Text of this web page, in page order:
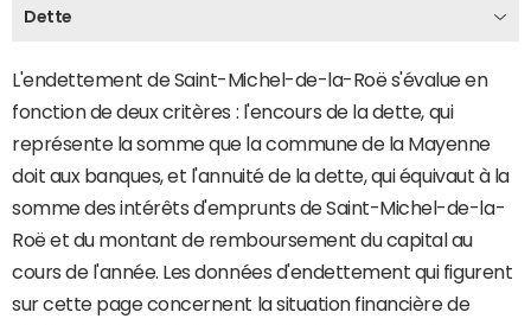
Dette
L'endettement de Saint-Michel-de-la-Roë s'évalue en
fonction de deux critères : l'encours de la dette, qui
représente la somme que la commune de la Mayenne
doit aux banques, et l'annuité de la dette, qui équivaut à la
somme des intérêts d'emprunts de Saint-Michel-de-la-
Roë et du montant de remboursement du capital au
cours de l'année. Les données d'endettement qui figurent
sur cette page concernent la situation financière de